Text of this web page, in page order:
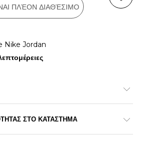
ΠΛΈΟΝ ΔΙΑΘΈΣΙΜΟ
Nike Jordan
ΣΤΟ ΚΑΤΑΣΤΗΜΑ